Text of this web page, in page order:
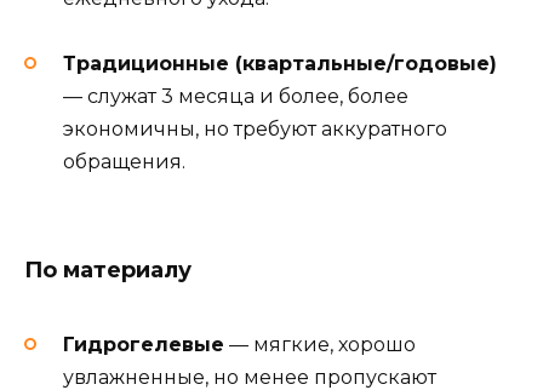
Традиционные (квартальные/годовые)
— служат 3 месяца и более, более
экономичны, но требуют аккуратного
обращения.
По материалу
Гидрогелевые — мягкие, хорошо
увлажненные, но менее пропускают